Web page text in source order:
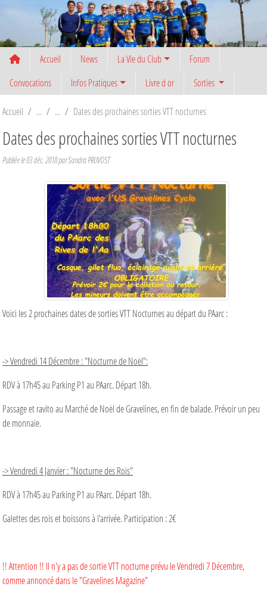
Accueil News La Vie du Club
Forum
Convocations
Infos Pratiques Livre d or Sorties
Accueil Dates des prochaines sorties VTT nocturnes
Dates des prochaines sorties VTT nocturnes
Publiée le03 déc. 2018parSandra PRUVOST
Voici les 2 prochaines dates de sorties VTT Nocturnes au départ du PAarc :
-> Vendredi 14 Décembre : "Nocturne de Noël":
RDV à 17h45 au Parking P1 au PAarc. Départ 18h.
Passage et ravito au Marché de Noël de Gravelines, en fin de balade. Prévoir un peu
de monnaie.
-> Vendredi 4 Janvier : "Nocturne des Rois"
RDV à 17h45 au Parking P1 au PAarc. Départ 18h.
Galettes des rois et boissons à l'arrivée. Participation : 2€
!! Attention !! Il n'y a pas de sortie VTT nocturne prévu le Vendredi 7 Décembre,
comme annoncé dans le "Gravelines Magazine"
Panneau de gestion des cookies